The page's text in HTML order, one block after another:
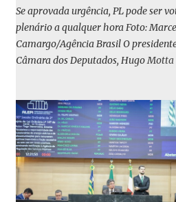
Se aprovada urgência, PL pode ser
plenário a qualquer hora Foto:
Camargo/Agência Brasil O
Câmara dos Deputados, Hugo Motta
líderes para discutir a votação da
para o projeto de lei (PL) que prevê
aos condenados por tentativa de
Estado. Motta disse, em uma rede
a reunião vai “deliberar sobre a
projetos que tratam do acontecido